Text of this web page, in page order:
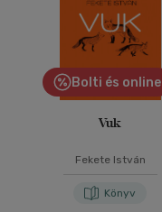
Bolti és online
Vuk
Fekete István
Könyv